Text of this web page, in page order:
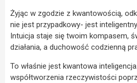
Żyjąc w zgodzie z kwantowością,
nie jest przypadkowy- jest
Intuicja staje się twoim kompasem,
działania, a duchowość codzienną
To właśnie jest kwantowa
współtworzenia rzeczywistości